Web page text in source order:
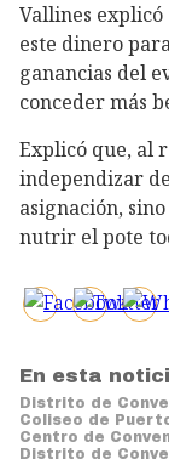
Vallines
este dinero
ganancias del
conceder más
Explicó que, al
independizar
asignación,
nutrir el pote
En esta
Distrito de
Coliseo de
Centro de
Distrito de